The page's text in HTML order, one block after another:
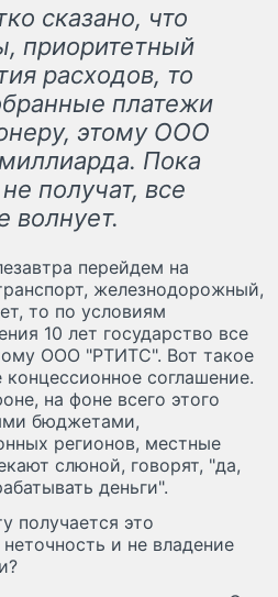
сказано, что
приоритетный
расходов, то
платежи
этому ООО
Пока
получат, все
волнует.
перейдем на
железнодорожный,
то по условиям
10 лет государство все
ООО "РТИТС". Вот такое
соглашение.
на фоне всего этого
бюджетами,
регионов, местные
слюной, говорят, "да,
деньги".
получается это
и не владение